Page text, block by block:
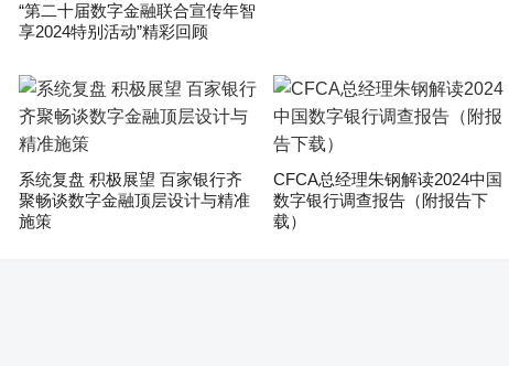
“第二十届数字金融联合宣传年智
享2024特别活动”精彩回顾
系统复盘 积极展望 百家银行齐
聚畅谈数字金融顶层设计与精准
施策
CFCA总经理朱钢解读2024中国
数字银行调查报告（附报告下
载）